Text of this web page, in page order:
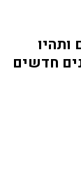
חדשים